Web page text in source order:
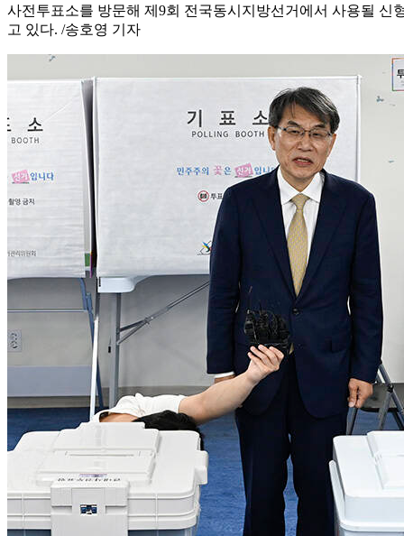
사전투표소를 방문해 제9회 전국동시지방선거에서 사용될 신
고 있다. /송호영 기자